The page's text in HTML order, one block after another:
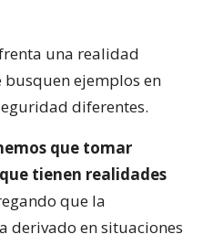
una realidad
ejemplos en
diferentes.
que tomar
tienen realidades
que la
derivado en situaciones